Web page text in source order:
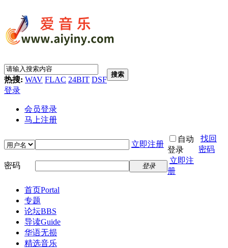
热搜: WAV FLAC 24BIT DSF
搜索
登录
会员登录
马上注册
立即注册
自动
登录
找回
密码
密码
登录
立即注
册
首页Portal
专题
论坛BBS
导读Guide
华语无损
精选音乐